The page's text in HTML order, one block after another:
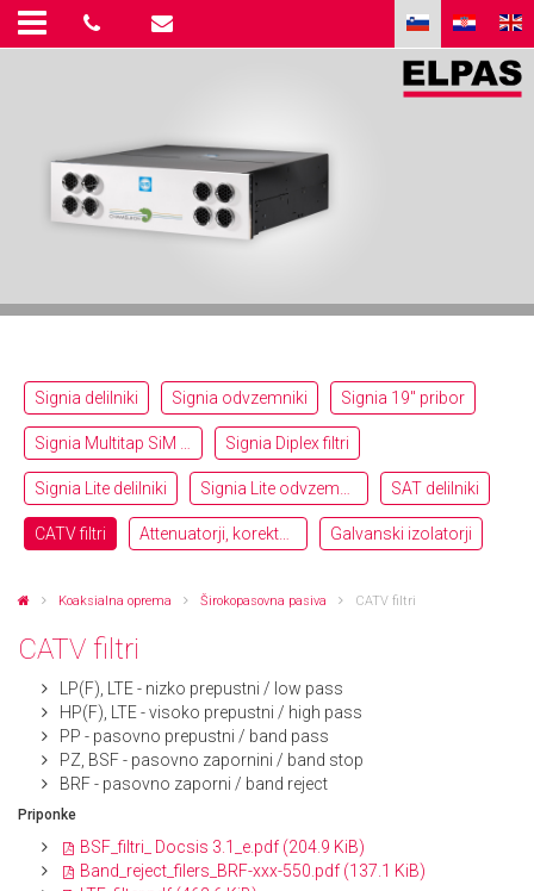
Signia delilniki Signia odvzemniki Signia 19″ pribor
Signia Diplex filtri
Signia Lite delilniki SAT delilniki
CATV filtri Galvanski izolatorji
Koaksialna oprema Širokopasovna pasiva CATV filtri
CATV filtri
LP(F), LTE - nizko prepustni / low pass
HP(F), LTE - visoko prepustni / high pass
PP - pasovno prepustni / band pass
PZ, BSF - pasovno zapornini / band stop
BRF - pasovno zaporni / band reject
Priponke
BSF_filtri_ Docsis 3.1_e.pdf (204.9 KiB)
Band_reject_filers_BRF-xxx-550.pdf (137.1 KiB)